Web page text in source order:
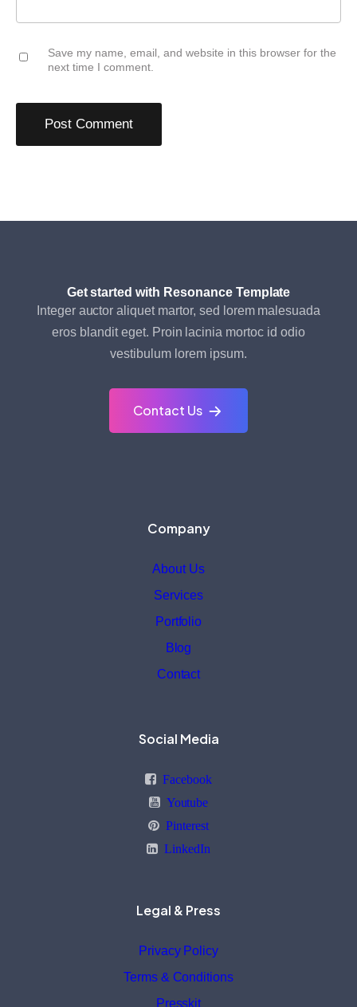
Save my name, email, and website in this browser for the
next time I comment.
Get started with Resonance Template
Integer auctor aliquet martor, sed lorem malesuada
eros blandit eget. Proin lacinia mortoc id odio
vestibulum lorem ipsum.
Contact Us
Company
About Us
Services
Portfolio
Blog
Contact
Social Media
Facebook
Youtube
Pinterest
LinkedIn
Legal & Press
Privacy Policy
Terms & Conditions
Presskit